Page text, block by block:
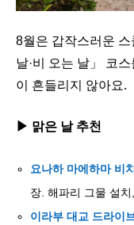
8월은 갑작스러운
날·비 오는 날」 코
이 흔들리지 않아요.
▶ 맑은 날 추천
요나하 마에하마 비치
장. 해파리 그물 설
이라부 대교 드라이